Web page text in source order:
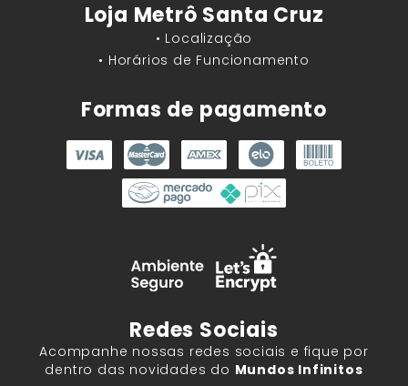
Loja Metrô Santa Cruz
• Localização
• Horários de Funcionamento
Formas de pagamento
Redes Sociais
Acompanhe nossas redes sociais e fique por
dentro das novidades do Mundos Infinitos